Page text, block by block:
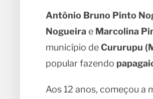
Antônio Bruno Pinto
Nogueirae Marcolina
município deCururupu
popular fazendo
Aos 12 anos, começou a